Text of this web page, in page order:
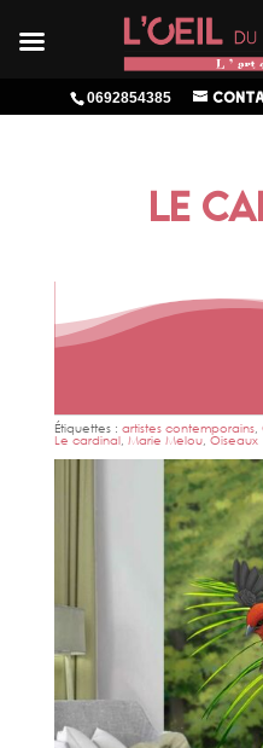
0692854385
LE
Étiquettes : artistes contemporains,
Le cardinal, Marie Melou, Oiseaux